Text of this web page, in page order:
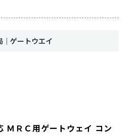
｜ゲートウエイ
ＲＣ用ゲートウェイ コン